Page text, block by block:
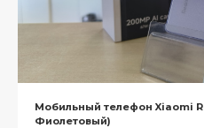
Мобильный телефон Xiaomi
Фиолетовый)